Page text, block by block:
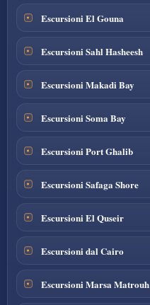
Escursioni El Gouna
Escursioni Sahl Hasheesh
Escursioni Makadi Bay
Escursioni Soma Bay
Escursioni Port Ghalib
Escursioni Safaga Shore
Escursioni El Quseir
Escursioni dal Cairo
Escursioni Marsa Matrouh